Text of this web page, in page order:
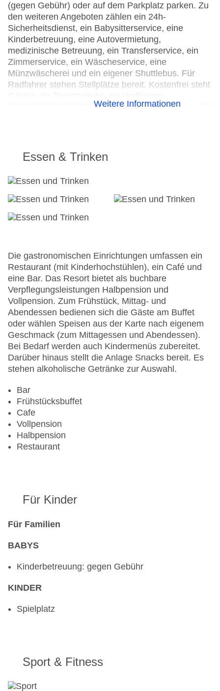
(gegen Gebühr) oder auf dem Parkplatz parken. Zu
den weiteren Angeboten zählen ein 24h-
Sicherheitsdienst, ein Babysitterservice, eine
Kinderbetreuung, eine Autovermietung,
medizinische Betreuung, ein Transferservice, ein
Zimmerservice, ein Wäscheservice, eine
Münzwäscherei und ein eigener Shuttlebus. Für
Radfahrer stehen Stellplätze bereit. Kostenfrei steht
Check-out bis: 11:00:00
Konferenzraum
Garten
Hotelsafe
Lift
Anzahl der Aufzüge: 1
Zimmerservice
Sonnenterrasse
Gesamtanzahl der Stockwerke: 6
Gesamtanzahl der Zimmer: 52
Pools:Indoor Pool, Outdoor Pool, Sonnenschirme
am Pool, Liegen am Pool
Zahlungsarten: American Express, Mastercard,
Visa
Landeskategorie: 4 Sterne
Weitere Informationen
Essen & Trinken
Die gastronomischen Einrichtungen umfassen ein
Restaurant (mit Kinderhochstühlen), ein Café und
eine Bar. Das Resort bietet als buchbare
Verpflegungsleistungen Halbpension und
Vollpension. Zum Frühstück, Mittag- und
Abendessen bedienen sich die Gäste am Buffet
oder wählen Speisen aus der Karte nach eigenem
Geschmack (zum Mittagessen und Abendessen).
Bei Bedarf werden auch Kindermenüs zubereitet.
Darüber hinaus stellt die Anlage Snacks bereit. Es
stehen alkoholische Getränke zur Auswahl.
Bar
Frühstücksbuffet
Cafe
Vollpension
Halbpension
Restaurant
Für Kinder
Für Familien
BABYS
Kinderbetreuung: gegen Gebühr
KINDER
Spielplatz
Sport & Fitness